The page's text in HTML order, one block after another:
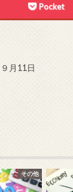
Pocket
月11日
その他